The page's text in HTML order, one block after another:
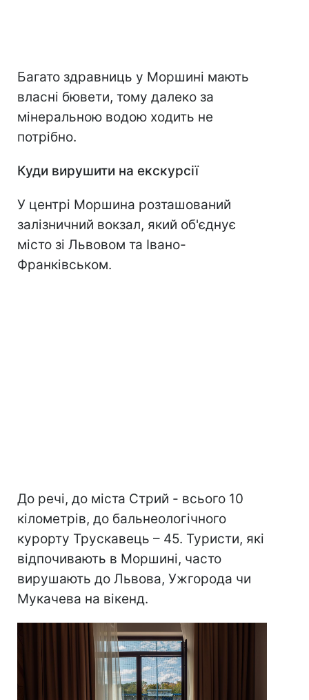
Багато здравниць у Моршині мають
власні бювети, тому далеко за
мінеральною водою ходить не
потрібно.
Куди вирушити на екскурсії
У центрі Моршина розташований
залізничний вокзал, який об'єднує
місто зі Львовом та Івано-
Франківськом.
До речі, до міста Стрий - всього 10
кілометрів, до бальнеологічного
курорту Трускавець – 45. Туристи, які
відпочивають в Моршині, часто
вирушають до Львова, Ужгорода чи
Мукачева на вікенд.